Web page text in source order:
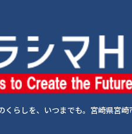
くらしを、いつまでも。宮崎県宮崎